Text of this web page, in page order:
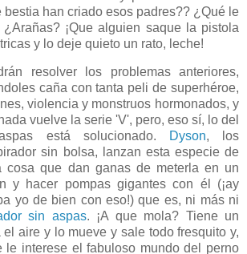
bestia han criado esos padres?? ¿Qué le
¡Que alguien saque la pistola
y lo deje quieto un rato, leche!
resolver los problemas anteriores,
caña con tanta peli de superhéroe,
violencia y monstruos hormonados, y
vuelve la serie 'V', pero, eso sí, lo del
está solucionado.
Dyson, los
sin bolsa, lanzan esta especie de
cosa que dan ganas de meterla en un
y hacer pompas gigantes con él (¡ay
yo de bien con eso!) que es, ni más ni
sin aspas. ¡A que mola? Tiene un
aire y lo mueve y sale todo fresquito y,
le interese el fabuloso mundo del perno